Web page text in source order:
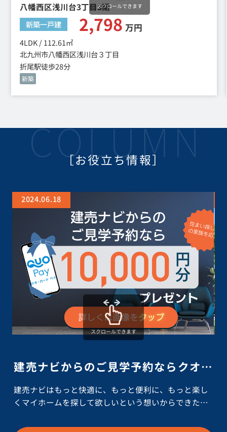
八幡西区浅川台3丁目3期
新築一戸建 2,798 万円
4LDK / 112.61㎡
北九州市八幡西区浅川台３丁目
折尾駅徒歩28分
新築
スクロールできます
［お役立ち情報］
2024.06.18
建売ナビからのご見学予約ならクオカードペイ10,000円分プレゼント！
建売ナビはもっと快適に、もっと便利に、もっと楽し
くマイホームを探して欲しいという想いからできた建
しやすくしただけでなく、マイホームを探している最
スクロールできます